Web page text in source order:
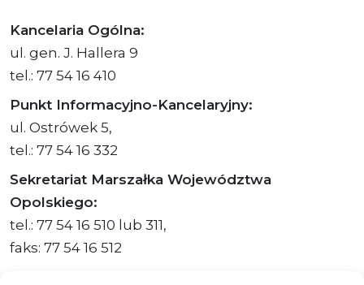
Kancelaria Ogólna:
ul. gen. J. Hallera 9
tel.: 77 54 16 410
Punkt Informacyjno-Kancelaryjny:
ul. Ostrówek 5,
tel.: 77 54 16 332
Sekretariat Marszałka Województwa
Opolskiego:
tel.: 77 54 16 510 lub 311,
faks: 77 54 16 512